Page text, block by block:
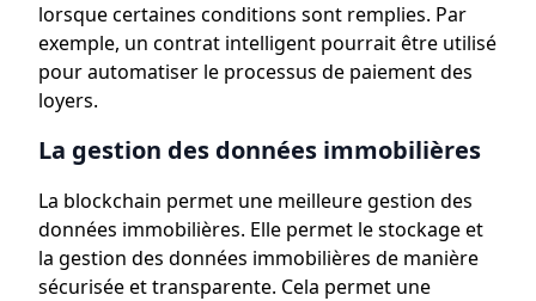
lorsque certaines conditions sont remplies. Par
exemple, un contrat intelligent pourrait être utilisé
pour automatiser le processus de paiement des
loyers.
La gestion des données immobilières
La blockchain permet une meilleure gestion des
données immobilières. Elle permet le stockage et
la gestion des données immobilières de manière
sécurisée et transparente. Cela permet une